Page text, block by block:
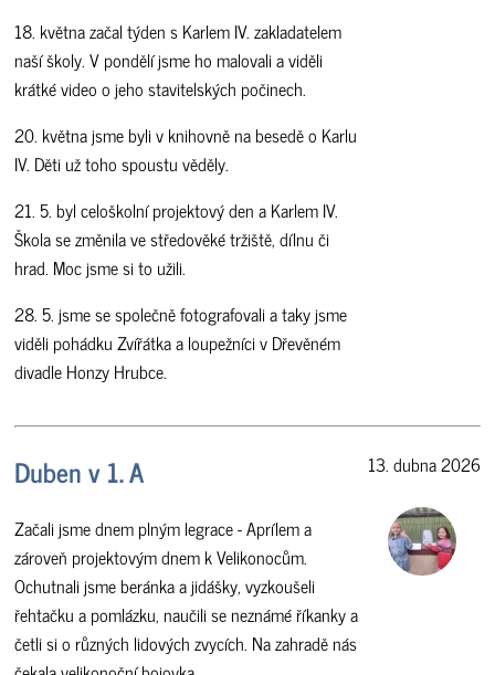
18. května začal týden s Karlem IV. zakladatelem
naší školy. V pondělí jsme ho malovali a viděli
krátké video o jeho stavitelských počinech.
20. května jsme byli v knihovně na besedě o Karlu
IV. Děti už toho spoustu věděly.
21. 5. byl celoškolní projektový den a Karlem IV.
Škola se změnila ve středověké tržiště, dílnu či
hrad. Moc jsme si to užili.
28. 5. jsme se společně fotografovali a taky jsme
viděli pohádku Zvířátka a loupežníci v Dřevěném
divadle Honzy Hrubce.
Duben v 1. A
Začali jsme dnem plným legrace - Aprílem a
zároveň projektovým dnem k Velikonocům.
Ochutnali jsme beránka a jidášky, vyzkoušeli
řehtačku a pomlázku, naučili se neznámé říkanky a
četli si o různých lidových zvycích. Na zahradě nás
13. dubna 2026